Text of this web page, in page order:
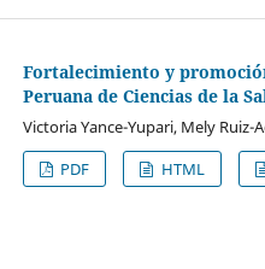
Fortalecimiento y
Peruana de Ciencias de la
Victoria Yance-Yupari, Mely Ruiz-
PDF
HTML